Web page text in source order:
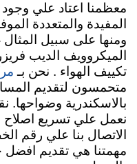
معظمنا اعتاد علي وجود
المفيدة والمتعددة
ومنها على سبيل المثال
الميكروويف الديب
تكييف الهواء . نحن بـ
متحمسون لتقديم
بالاسكندرية وضواحها.
نعمل علي تسريع اصلاح
مهمتنا هي تقديم افضل